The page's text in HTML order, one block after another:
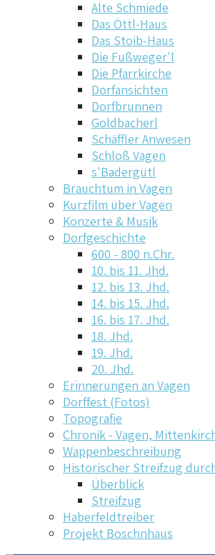
Alte Schmiede
Das Öttl-Haus
Das Stoib-Haus
Die Fußweger'l
Die Pfarrkirche
Dorfansichten
Dorfbrunnen
Goldbacherl
Schäffler Anwesen
Schloß Vagen
s'Badergütl
Brauchtum in Vagen
Kurzfilm über Vagen
Konzerte & Musik
Dorfgeschichte
600 - 800 n.Chr.
10. bis 11. Jhd.
12. bis 13. Jhd.
14. bis 15. Jhd.
16. bis 17. Jhd.
18. Jhd.
19. Jhd.
20. Jhd.
Erinnerungen an Vagen
Dorffest (Fotos)
Topografie
Chronik - Vagen,
Wappenbeschreibung
Historischer Streifzug
Überblick
Streifzug
Haberfeldtreiber
Projekt Boschnhaus